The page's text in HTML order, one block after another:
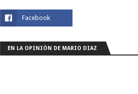
EN LA OPINIÓN DE MARIO DIAZ